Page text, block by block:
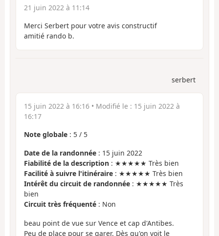
21 juin 2022 à 11:14
Merci Serbert pour votre avis constructif
amitié rando b.
serbert
15 juin 2022 à 16:16 • Modifié le : 15 juin 2022 à
16:17
Note globale : 5 / 5
Date de la randonnée : 15 juin 2022
Fiabilité de la description : ★★★★★ Très bien
Facilité à suivre l'itinéraire : ★★★★★ Très bien
Intérêt du circuit de randonnée : ★★★★★ Très
bien
Circuit très fréquenté : Non
beau point de vue sur Vence et cap d'Antibes.
Peu de place pour se garer. Dès qu'on voit le